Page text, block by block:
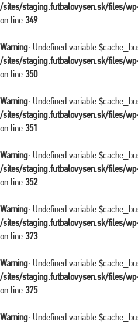
/sites/staging.futbalovysen.sk/files/
on line 349
Warning: Undefined variable
/sites/staging.futbalovysen.sk/files/
on line 350
Warning: Undefined variable
/sites/staging.futbalovysen.sk/files/
on line 351
Warning: Undefined variable
/sites/staging.futbalovysen.sk/files/
on line 352
Warning: Undefined variable
/sites/staging.futbalovysen.sk/files/
on line 373
Warning: Undefined variable
/sites/staging.futbalovysen.sk/files/
on line 375
Warning: Undefined variable